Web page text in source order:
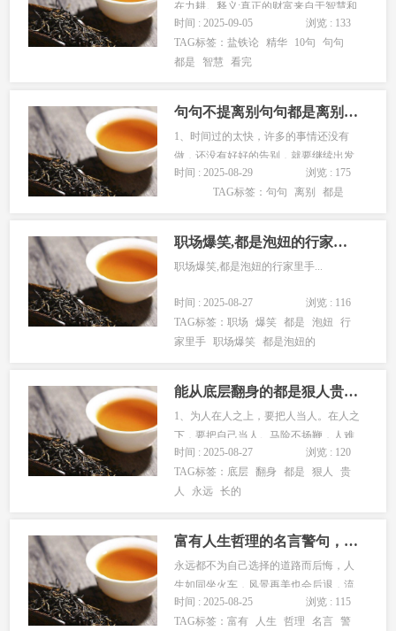
在力耕。释义:真正的财富来自于智慧和
策略，而不是仅仅依靠体力劳动;获利的
关键在于占据有利的形势，而非仅仅通
过辛勤耕作。2.明者因时而变，知者随
化而调整策略，有智慧的人会...
时间 : 2025-09-05
浏览 : 133
TAG标签：盐铁论 精华 10句
句句
都是
智慧 看完
句句不提离别句句都是离别(推荐56句)
1、时间过的太快，许多的事情还没有
做，还没有好好的告别，就要继续出发
了 2、列车已经开启，在外要照顾好自
己。 3、回家时门口的守望是期盼，离
时间 : 2025-08-29
浏览 : 175
TAG标签：句句 离别 都是
职场爆笑,都是泡妞的行家里手
职场爆笑,都是泡妞的行家里手...
时间 : 2025-08-27
浏览 : 116
TAG标签：职场 爆笑 都是 泡妞
行
家里手 职场爆笑 都是泡妞的
能从底层翻身的都是狠人贵人，永远是成长的自己
1、为人在人之上，要把人当人。在人之
下，要把自己当人。马险不扬鞭，人难
不添言。心藏万丈海，眼无世俗光。2、
处世个小不拉架，人穷不说理;没钱不入
众，言轻莫劝人;力微不负重，遭难莫寻
好人嘴贱，坏人嘴甜。有毒的...
时间 : 2025-08-27
浏览 : 120
TAG标签： 底层 翻身 都是 狠人
贵
人
永远 长的
富有人生哲理的名言警句，每句都是正能量，激励人们砥砺前行！
永远都不为自己选择的道路而后悔，人
生如同坐火车，风景再美也会后退，流
逝的时间和邂逅的人终会渐行渐远，前
行的始终是自己。下面是小编为大家整
时间 : 2025-08-25
浏览 : 115
TAG标签：富有 人生 哲理 名言 警